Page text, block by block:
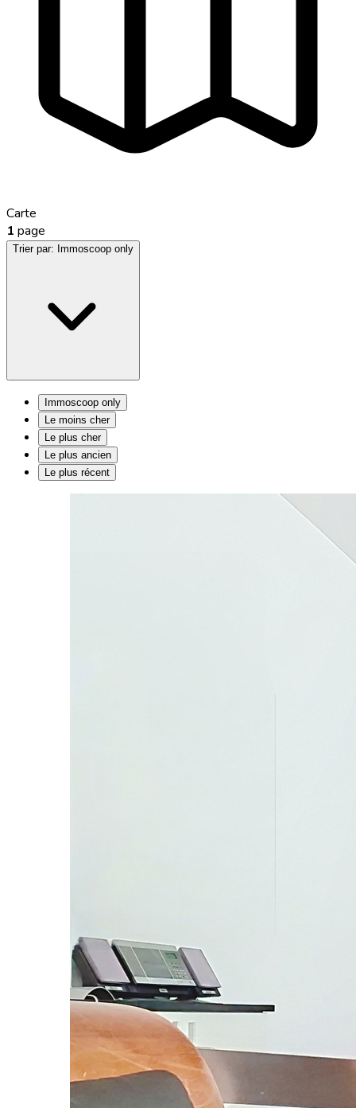
Carte
1 page
Trier par: Immoscoop only
Immoscoop only
Le moins cher
Le plus cher
Le plus ancien
Le plus récent